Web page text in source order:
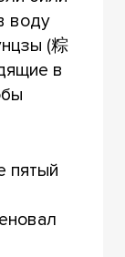
воду
(粽
в
пятый